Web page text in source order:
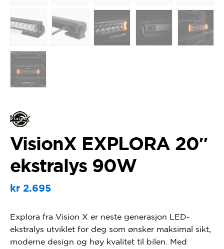
VisionX EXPLORA 20″
ekstralys 90W
kr2.695
Explora fra Vision X er neste generasjon LED-
ekstralys utviklet for deg som ønsker maksimal sikt,
moderne design og høy kvalitet til bilen. Med